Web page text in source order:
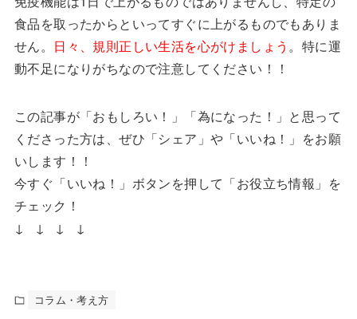
食品を取ったからといってすぐに上がるものでもありま
せん。 日々、規則正しい生活を心がけましょう 。特に運
動不足になりがちなので注意してください！！
この記事が「おもしろい！」「為になった！」と思って
くださった方は、ぜひ「シェア」や「いいね！」をお願
いします！！
今すぐ「いいね！」ボタンを押して「お役立ち情報」を
チェック！
↓ ↓ ↓ ↓
コラム・考え方